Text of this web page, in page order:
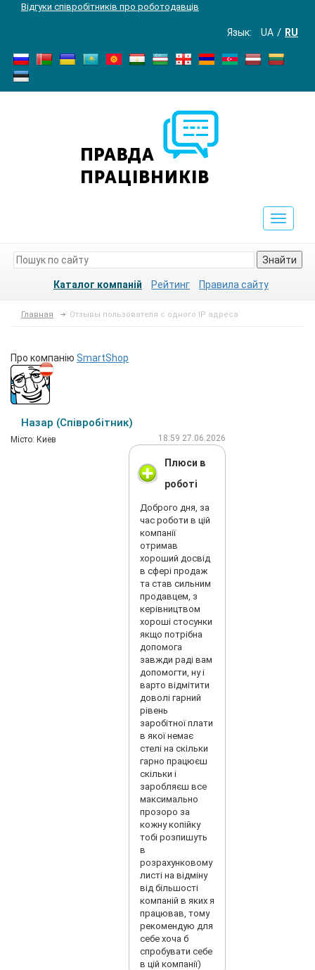
Відгуки співробітників про роботодавців
Язык: UA RU
Toggle
Знайти
Каталог компаній Рейтинг Правила сайту
Главная Отзывы пользователя с одного IP адреса
Про компанію SmartShop
Назар (Співробітник)
Мiсто: Киев 18:59 27.06.2026
Плюси в
роботі
Доброго дня, за
час роботи в цій
компанії
отримав
хороший досвід
в сфері продаж
та став сильним
продавцем, з
керівництвом
хороші стосунки
якщо потрібна
допомога
завжди раді вам
допомогти, ну і
варто відмітити
доволі гарний
рівень
заробітної плати
в якої немає
стелі на скільки
гарно працюєш
скільки і
заробляєш все
максимально
прозоро за
кожну копійку
тобі розпишуть
в
розрахунковому
листі на відміну
від більшості
компаній в яких я
працював, тому
рекомендую для
себе хоча б
спробувати себе
в цій компанії)